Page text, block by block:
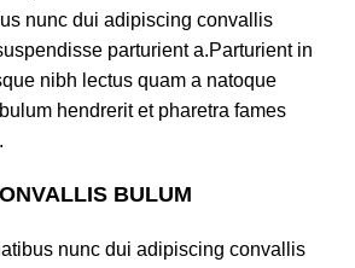
nunc dui adipiscing convallis
parturient a.Parturient in
nibh lectus quam a natoque
hendrerit et pharetra fames
BULUM
nunc dui adipiscing convallis